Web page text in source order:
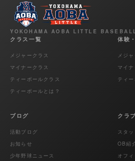
YOKOHAMA AOBA LITTLE
クラス一覧
メジャークラス
マイナークラス
ティーボールクラス
ティーボールとは？
体験
メジ
マイ
ティ
ブログ
活動ブログ
お知らせ
少年野球ニュース
クラ
スタ
OB紹
オフ